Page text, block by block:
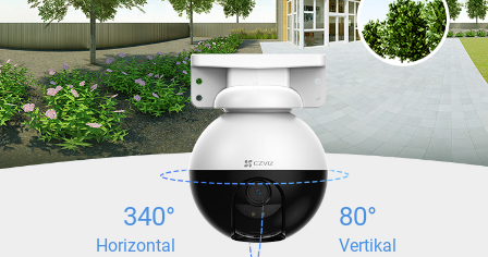
340° 80°
Horizontal Vertikal